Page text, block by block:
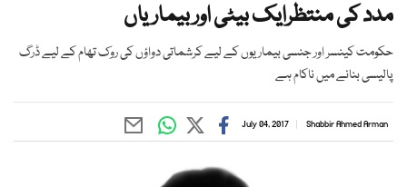
مدد کی منتظرایک بیٹی اور بیماریاں
حکومت کینسر اور جنسی بیماریوں کے لیے کرشماتی دواؤں کی روک تھام کے لیے ڈرگ
پالیسی بنانے میں ناکام ہے
Shabbir Ahmed Arman
July 04, 2017